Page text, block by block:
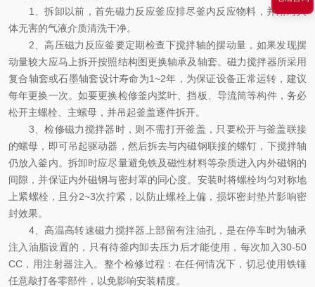
1、拆卸以前，首先磁力反应釜应排尽釜内反应物料，并用对人
体无害的气液介质清洗干净。
2、高压磁力反应釜要定期检查下搅拌轴的摆动量，如果发现摆
动量较大应马上拆开按照结构图更换轴承及轴套。磁力搅拌器所采用
复合轴套或石墨轴套设计寿命为1~2年，为保证设备正常运转，建议
每年更换一次。如要更换检修釜内桨叶、挡板、导流筒等构件，务必
松开主螺栓、主螺母，并吊起釜盖逐件拆开。
3、检修磁力搅拌器时，则不需打开釜盖，只要松开与釜盖联接
的螺母，即可吊起驱动器，然后拆去与内磁钢联接的螺钉，下搅拌轴
仍放入釜内。拆卸时应尽量避免铁及磁性材料等杂质进入内外磁钢的
间隙，并保证内外磁钢与密封罩的同心度。安装时将螺栓均匀对称地
上紧螺栓，且分2~3次拧紧，以防止螺栓上偏，损坏密封垫片影响密
封效果。
4、高温高转速磁力搅拌器上部留有注油孔，是在停车时为轴承
注入油脂设置的，只有待釜内卸去压力后才能使用，每次加入30-50
CC，用注射器注入。整个检修过程：在任何情况下，切忌使用铁锤
任意敲打各零部件，以免影响安装精度。